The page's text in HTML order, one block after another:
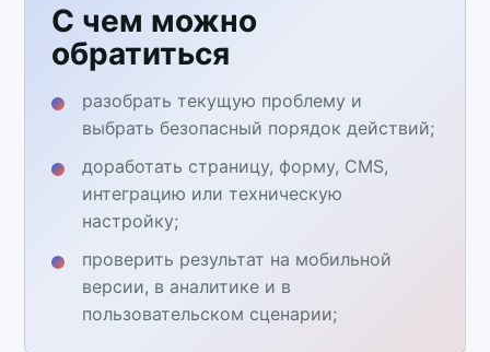
С чем можно
обратиться
разобрать текущую проблему и
выбрать безопасный порядок действий;
доработать страницу, форму, CMS,
интеграцию или техническую
настройку;
проверить результат на мобильной
версии, в аналитике и в
пользовательском сценарии;